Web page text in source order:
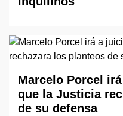
Marcelo Porcel
que la Justicia
de su defensa